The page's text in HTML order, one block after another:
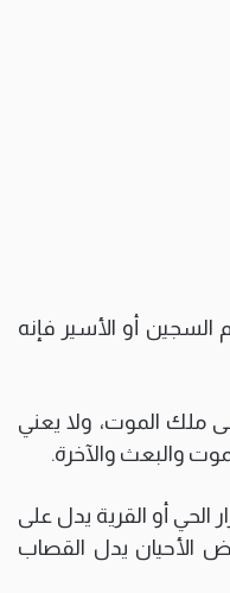
السجين أو الأسير فإنه
ملك الموت، ولا يعني
والبعث والآخرة.
الحي أو القرية يدل على
الأحيان يدل القصاب